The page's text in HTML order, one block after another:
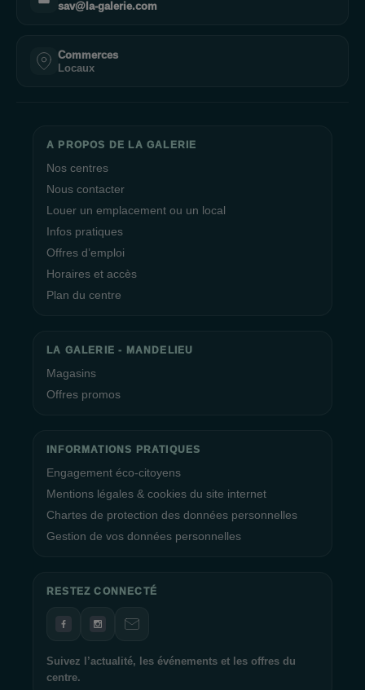
sav@la-galerie.com
Commerces
Locaux
A PROPOS DE LA GALERIE
Nos centres
Nous contacter
Louer un emplacement ou un local
Infos pratiques
Offres d’emploi
Horaires et accès
Plan du centre
LA GALERIE - MANDELIEU
Magasins
Offres promos
INFORMATIONS PRATIQUES
Engagement éco-citoyens
Mentions légales & cookies du site internet
Chartes de protection des données personnelles
Gestion de vos données personnelles
RESTEZ CONNECTÉ
Suivez l’actualité, les événements et les offres du
centre.